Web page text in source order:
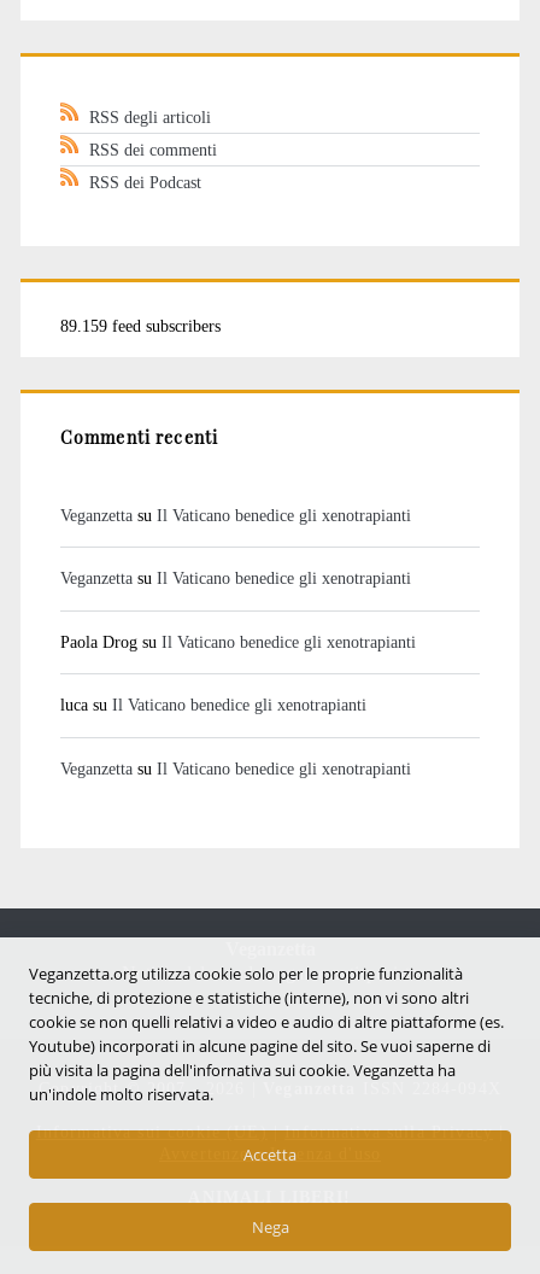
RSS degli articoli
RSS dei commenti
RSS dei Podcast
89.159 feed subscribers
Commenti recenti
Veganzettasu Il Vaticano benedice gli xenotrapianti
Veganzettasu Il Vaticano benedice gli xenotrapianti
Paola Drogsu Il Vaticano benedice gli xenotrapianti
lucasu Il Vaticano benedice gli xenotrapianti
Veganzettasu Il Vaticano benedice gli xenotrapianti
Notizie dal mondo vegan e antispecista
Copyright © 2007 - 2026 |
Informativa sui cookie (UE)|Informativa sulla Privacy|
Avvertenze e Licenza d'uso
Veganzetta.org utilizza cookie solo per le proprie funzionalità
tecniche, di protezione e statistiche (interne), non vi sono altri
cookie se non quelli relativi a video e audio di altre piattaforme (es.
Youtube) incorporati in alcune pagine del sito. Se vuoi saperne di
più visita la pagina dell'infornativa sui cookie. Veganzetta ha
un'indole molto riservata.
Accetta
Nega